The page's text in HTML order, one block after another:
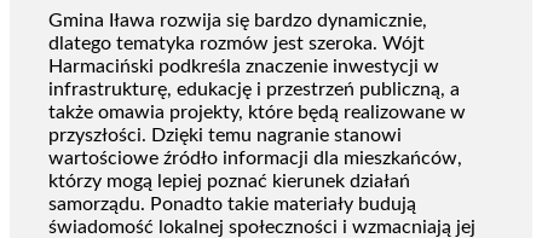
Gmina Iława rozwija się bardzo dynamicznie,
dlatego tematyka rozmów jest szeroka. Wójt
Harmaciński podkreśla znaczenie inwestycji w
infrastrukturę, edukację i przestrzeń publiczną, a
także omawia projekty, które będą realizowane w
przyszłości. Dzięki temu nagranie stanowi
wartościowe źródło informacji dla mieszkańców,
którzy mogą lepiej poznać kierunek działań
samorządu. Ponadto takie materiały budują
świadomość lokalnej społeczności i wzmacniają jej